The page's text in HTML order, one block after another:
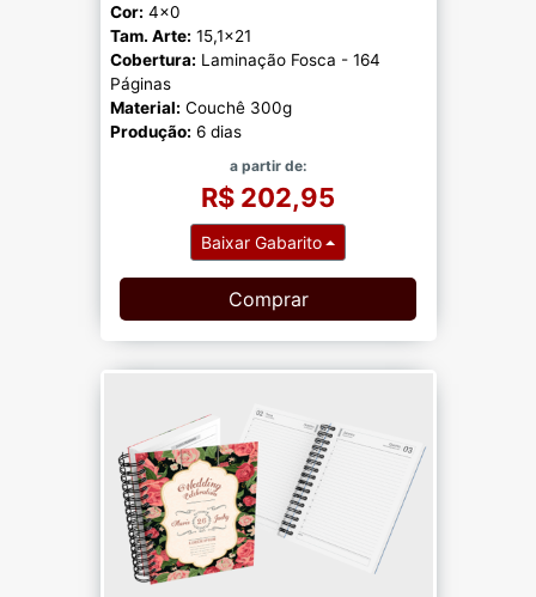
Cor: 4x0
Tam. Arte: 15,1x21
Cobertura: Laminação Fosca - 164
Páginas
Material: Couchê 300g
Produção: 6 dias
a partir de:
R$ 202,95
Baixar Gabarito
Comprar